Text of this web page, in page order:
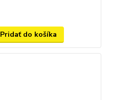
Pridať do košíka